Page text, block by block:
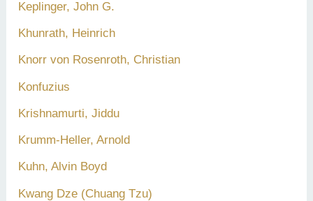
Keplinger, John G.
Khunrath, Heinrich
Knorr von Rosenroth, Christian
Konfuzius
Krishnamurti, Jiddu
Krumm-Heller, Arnold
Kuhn, Alvin Boyd
Kwang Dze (Chuang Tzu)